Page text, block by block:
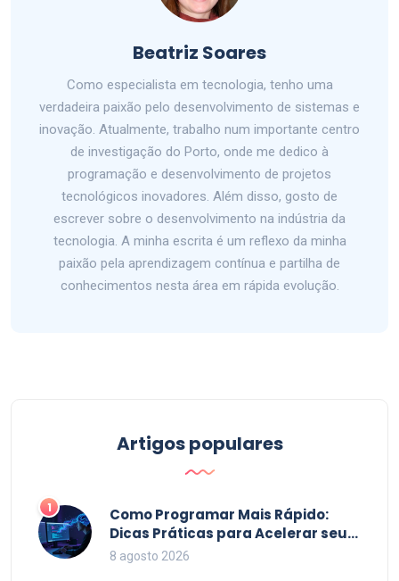
Beatriz Soares
Como especialista em tecnologia, tenho uma
verdadeira paixão pelo desenvolvimento de sistemas e
inovação. Atualmente, trabalho num importante centro
de investigação do Porto, onde me dedico à
programação e desenvolvimento de projetos
tecnológicos inovadores. Além disso, gosto de
escrever sobre o desenvolvimento na indústria da
tecnologia. A minha escrita é um reflexo da minha
paixão pela aprendizagem contínua e partilha de
conhecimentos nesta área em rápida evolução.
Artigos populares
1
Como Programar Mais Rápido:
Dicas Práticas para Acelerar seu
Código em 2026
8 agosto 2026